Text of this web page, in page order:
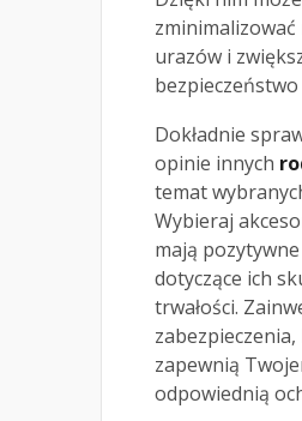
zminimalizować
urazów i
Dokładnie
opinie innych
temat
Wybieraj
mają
dotyczące ich
trwałości.
zapewnią
odpowiednią